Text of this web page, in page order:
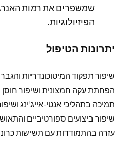
שמשפרים את רמות
הפיזיולוגיות.
יתרונות הטיפול
שיפור תפקוד המיטוכונדריות
הפחתת עקה חמצונית ושיפור חוסן
תמיכה בתהליכי אנטי-אייג’ינג
שיפור ביצועים ספורטיביים
עזרה בהתמודדות עם תשישות